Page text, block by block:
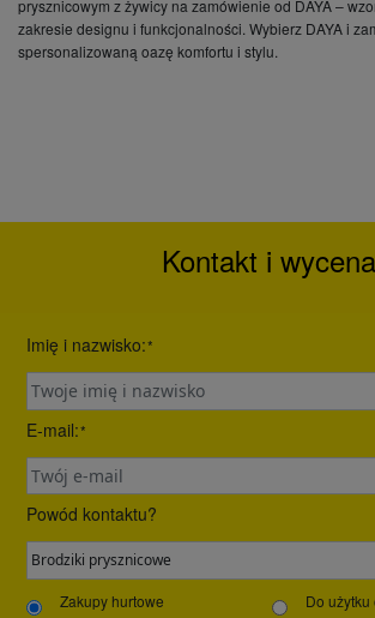
prysznicowym z żywicy na zamówienie od DAYA –
zakresie designu i funkcjonalności. Wybierz DAYA i
spersonalizowaną oazę komfortu i stylu.
Kontakt i wycena
Imię i nazwisko:*
E-mail:*
Powód kontaktu?
Zakupy hurtowe Do